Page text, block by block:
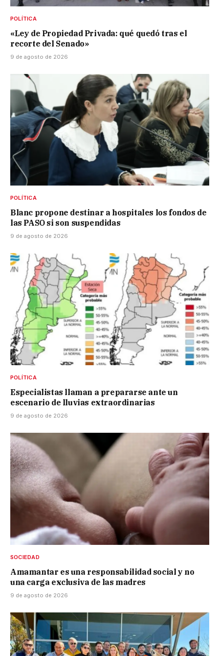
POLÍTICA
«Ley de Propiedad Privada: qué quedó tras el
recorte del Senado»
9 de agosto de 2026
POLÍTICA
Blanc propone destinar a hospitales los fondos de
las PASO si son suspendidas
9 de agosto de 2026
POLÍTICA
Especialistas llaman a prepararse ante un
escenario de lluvias extraordinarias
9 de agosto de 2026
SOCIEDAD
Amamantar es una responsabilidad social y no
una carga exclusiva de las madres
9 de agosto de 2026